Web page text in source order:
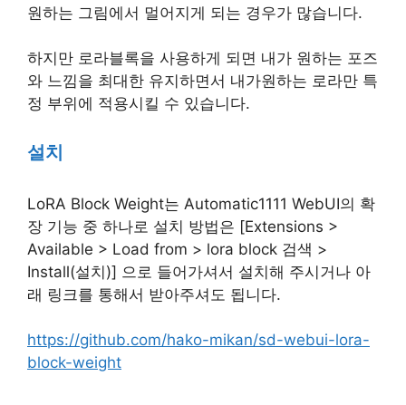
원하는 그림에서 멀어지게 되는 경우가 많습니다.
하지만 로라블록을 사용하게 되면 내가 원하는 포즈
와 느낌을 최대한 유지하면서 내가원하는 로라만 특
정 부위에 적용시킬 수 있습니다.
설치
LoRA Block Weight는 Automatic1111 WebUI의 확
장 기능 중 하나로 설치 방법은 [Extensions >
Available > Load from > lora block 검색 >
Install(설치)] 으로 들어가셔서 설치해 주시거나 아
래 링크를 통해서 받아주셔도 됩니다.
https://github.com/hako-mikan/sd-webui-lora-
block-weight